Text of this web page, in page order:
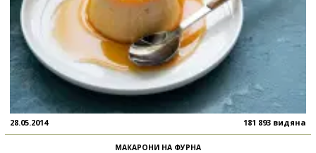
28.05.2014 181 893 видяна
МАКАРОНИ НА ФУРНА